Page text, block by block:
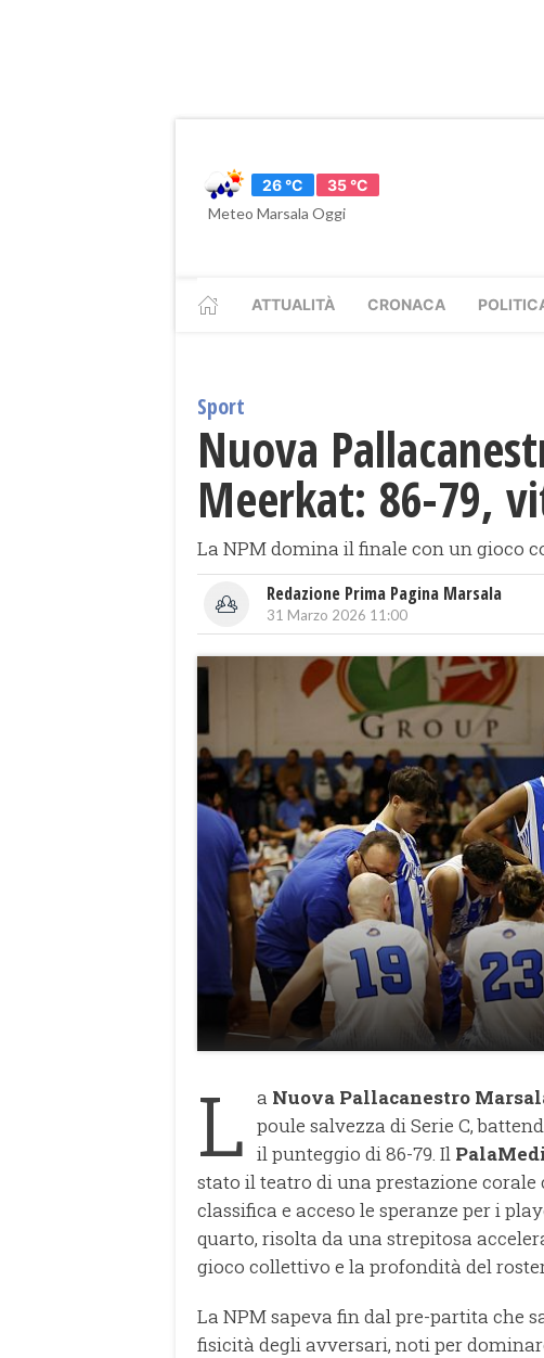
26 °C
35 °C
Meteo Marsala Oggi
ATTUALITÀ CRONACA
Sport
Nuova
Meerkat: 86-79,
La NPM domina il finale con un gioco
Redazione Prima Pagina Marsala
31 Marzo 2026 11:00
L a Nuova Pallacanestro
poule salvezza di Serie C,
il punteggio di 86-79. Il
stato il teatro di una prestazione
classifica e acceso le speranze per i
quarto, risolta da una strepitosa
gioco collettivo e la profondità del
La NPM sapeva fin dal pre-partita che
fisicità degli avversari, noti per